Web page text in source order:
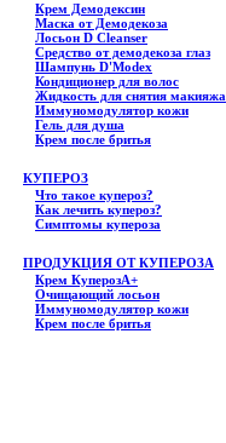
Крем Демодексин
Маска от Демодекоза
Лосьон D Cleanser
Средство от демодекоза глаз
Шампунь D'Modex
Кондиционер для волос
Жидкость для снятия макияжа
Иммуномодулятор кожи
Гель для душа
Крем после бритья
КУПЕРОЗ
Что такое купероз?
Как лечить купероз?
Симптомы купероза
ПРОДУКЦИЯ ОТ КУПЕРОЗА
Крем КуперозА+
Очищающий лосьон
Иммуномодулятор кожи
Крем после бритья